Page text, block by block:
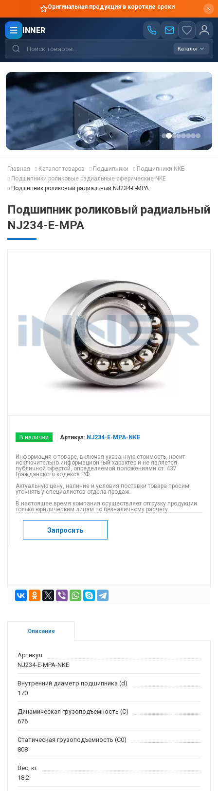
Оригинальная продукция в короткие сроки
INNER
Каталог
Главная Каталог товаров Подшипники
Подшипники NKE
Подшипники роликовые радиальные сферические NKE
Подшипник роликовый радиальный NJ234-E-MPA
Подшипник роликовый радиальный
NJ234-E-MPA
В наличии Артикул: NJ234-E-MPA-NKE
Информация о товаре, включая указанную стоимость, носит
исключительно информационный характер и не является
публичной офертой, определяемой положениями ст. 437
Гражданского кодекса РФ.
Актуальную цену, наличие и условия поставки товара просим
уточнять у специалистов отдела продаж.
В настоящее время компания осуществляет отгрузку продукции
только юридическим лицам по безналичному расчету.
Запросить
Описание
Артикул
NJ234-E-MPA-NKE
Внутренний диаметр подшипника (d)
170
Динамическая грузоподъемность (C)
676
Статическая грузоподъемность (C0)
808
Вес, кг
18.2